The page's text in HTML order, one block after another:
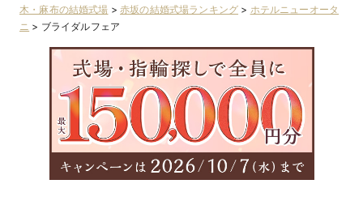
木・麻布の結婚式場 >赤坂の結婚式場ランキング > ホテルニューオータ
ニ > ブライダルフェア